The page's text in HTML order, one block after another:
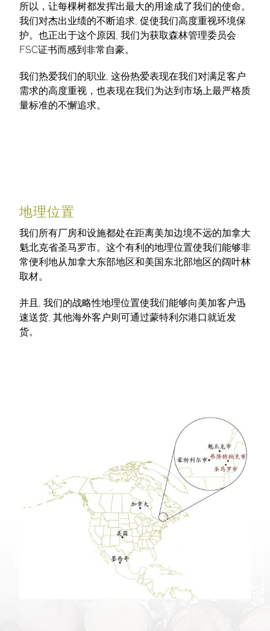
所以，让每棵树都发挥出最大的用途成了我们的使命。
我们对杰出业绩的不断追求, 促使我们高度重视环境保
护。也正出于这个原因, 我们为获取森林管理委员会
FSC证书而感到非常自豪。
我们热爱我们的职业, 这份热爱表现在我们对满足客户
需求的高度重视，也表现在我们为达到市场上最严格质
量标准的不懈追求。
地理位置
我们所有厂房和设施都处在距离美加边境不远的加拿大
魁北克省圣马罗市。这个有利的地理位置使我们能够非
常便利地从加拿大东部地区和美国东北部地区的阔叶林
取材。
并且, 我们的战略性地理位置使我们能够向美加客户迅
速送货, 其他海外客户则可通过蒙特利尔港口就近发
货。